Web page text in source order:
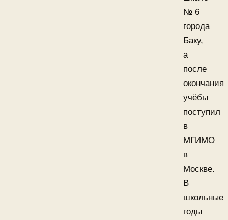
№ 6
города
Баку,
а
после
окончания
учёбы
поступил
в
МГИМО
в
Москве.
В
школьные
годы